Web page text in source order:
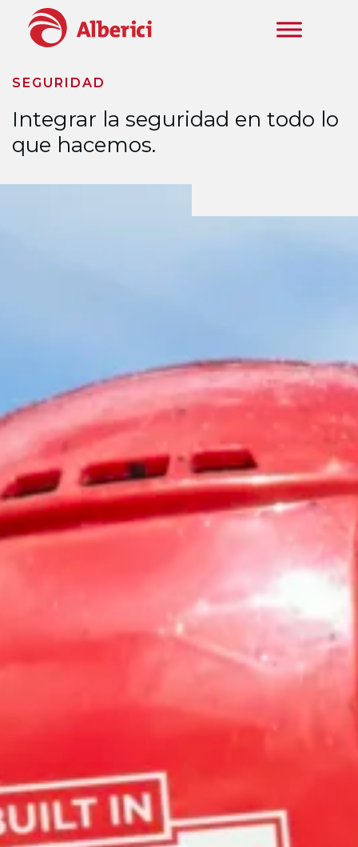
Ir al contenido principal
SEGURIDAD
Integrar la seguridad en todo lo
que hacemos.